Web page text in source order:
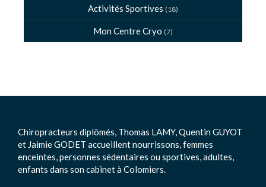
Activités Sportives (18)
Mon Centre Cryo (7)
Chiropracteurs diplômés, Thomas LAMY, Quentin GUYOT
et Jaimie GODET accueillent nourrissons, femmes
enceintes, personnes sédentaires ou sportives, adultes,
enfants dans son cabinet à Colomiers.